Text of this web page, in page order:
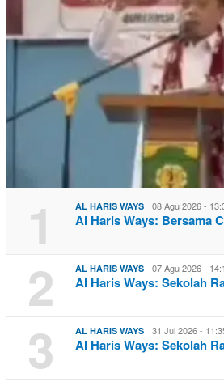
1 AL HARIS WAYS 08 Agu 2026 -
Al Haris Ways: Bersama
2 AL HARIS WAYS 07 Agu 2026 -
Al Haris Ways: Sekolah
3 AL HARIS WAYS 31 Jul 2026 -
Al Haris Ways: Sekolah